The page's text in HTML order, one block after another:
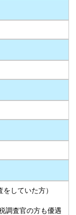
していた方）
調査官の方も優遇